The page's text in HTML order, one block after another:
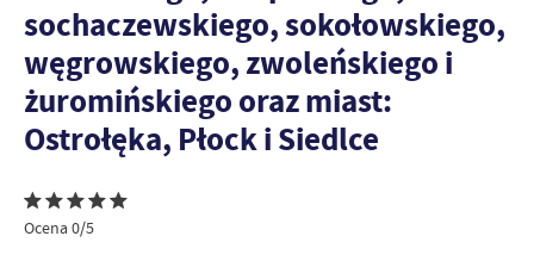
sochaczewskiego, sokołowskiego,
węgrowskiego, zwoleńskiego i
żuromińskiego oraz miast:
Ostrołęka, Płock i Siedlce
Ocena 0/5